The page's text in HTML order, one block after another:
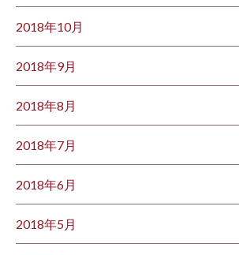
2018年10月
2018年9月
2018年8月
2018年7月
2018年6月
2018年5月